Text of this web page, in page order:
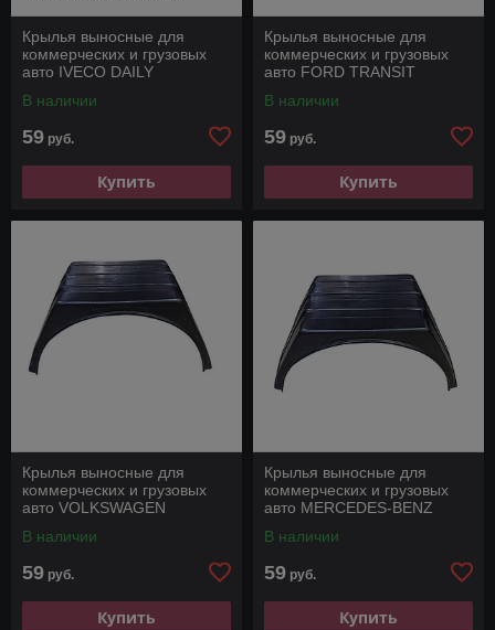
Крылья выносные для
коммерческих и грузовых
авто IVECO DAILY
В наличии
59 руб.
Купить
Крылья выносные для
коммерческих и грузовых
авто FORD TRANSIT
В наличии
59 руб.
Купить
Крылья выносные для
коммерческих и грузовых
авто VOLKSWAGEN
В наличии
59 руб.
Купить
Крылья выносные для
коммерческих и грузовых
авто MERCEDES-BENZ
В наличии
59 руб.
Купить